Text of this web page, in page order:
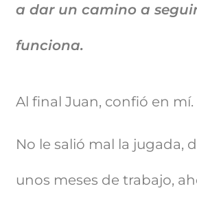
a dar un camino a
funciona.
Al final Juan, confió en mí.
No le salió mal la jugada,
unos meses de trabajo,